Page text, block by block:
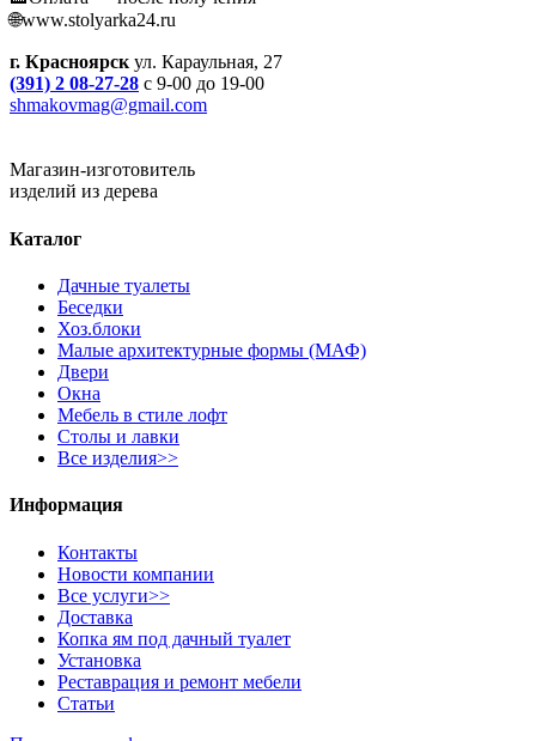
🌐www.stolyarka24.ru
г. Красноярскул. Караульная, 27
(391) 2 08-27-28 с 9-00 до 19-00
shmakovmag@gmail.com
Магазин-изготовитель
изделий из дерева
Каталог
Дачные туалеты
Беседки
Хоз.блоки
Малые архитектурные формы (МАФ)
Двери
Окна
Мебель в стиле лофт
Столы и лавки
Все изделия>>
Информация
Контакты
Новости компании
Все услуги>>
Доставка
Копка ям под дачный туалет
Установка
Реставрация и ремонт мебели
Статьи